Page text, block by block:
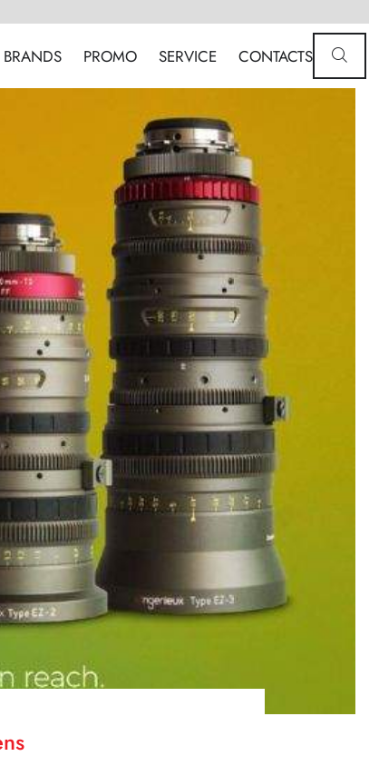
BRANDS PROMO SERVICE CONTACTS